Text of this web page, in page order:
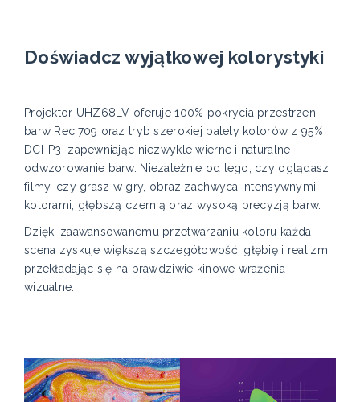
Doświadcz wyjątkowej kolorystyki
Projektor UHZ68LV oferuje 100% pokrycia przestrzeni
barw Rec.709 oraz tryb szerokiej palety kolorów z 95%
DCI-P3, zapewniając niezwykle wierne i naturalne
odwzorowanie barw. Niezależnie od tego, czy oglądasz
filmy, czy grasz w gry, obraz zachwyca intensywnymi
kolorami, głębszą czernią oraz wysoką precyzją barw.
Dzięki zaawansowanemu przetwarzaniu koloru każda
scena zyskuje większą szczegółowość, głębię i realizm,
przekładając się na prawdziwie kinowe wrażenia
wizualne.